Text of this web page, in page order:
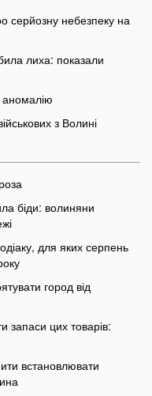
серйозну небезпеку на
лиха: показали
аномалію
з Волині
біди: волиняни
для яких серпень
город від
запаси цих товарів:
встановлювати